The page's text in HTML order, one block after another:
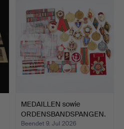
MEDAILLEN sowie
ORDENSBANDSPANGEN.
44 Teil…
Beendet 9. Jul 2026